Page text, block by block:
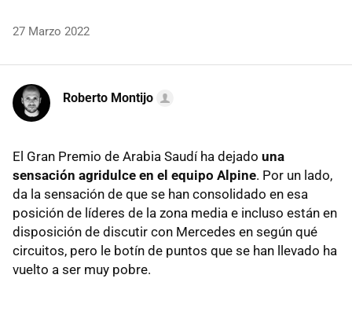
27 Marzo 2022
Roberto Montijo
El Gran Premio de Arabia Saudí ha dejado una
sensación agridulce en el equipo Alpine. Por un lado,
da la sensación de que se han consolidado en esa
posición de líderes de la zona media e incluso están en
disposición de discutir con Mercedes en según qué
circuitos, pero le botín de puntos que se han llevado ha
vuelto a ser muy pobre.